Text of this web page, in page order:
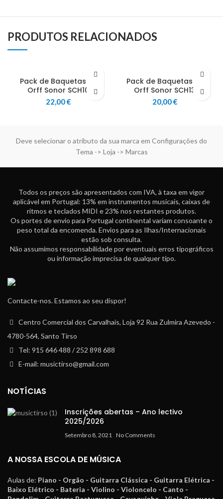
PRODUTOS RELACIONADOS
Pack de Baquetas p/
Orff Sonor SCH10
22,00€
Pack de Baquetas p/
Orff Sonor SCH13
20,00€
Deve selecionar o atributo da sua marca em Configurações do
Tema -> Loja -> Marcas
Todos os preços são apresentados com IVA, à taxa em vigor
aplicável em Portugal: 13% em instrumentos musicais, caixas de
ritmos e teclados MIDI e 23% nos restantes produtos.
Os portes de envio para Portugal continental variam consoante o
peso total da encomenda. Envios para as Ilhas/Internacionais
estão sob consulta.
Não assumimos responsabilidade por eventuais erros tipográficos
ou informação imprecisa de qualquer tipo.
Contacte-nos. Estamos ao seu dispor!
Centro Comercial dos Carvalhais, Loja 92 Rua Zulmira Azevedo -
4780-564, Santo Tirso
Tel: 915 646 488 / 252 898 688
E-mail: musictirso@gmail.com
NOTÍCIAS
Inscrições abertas – Ano lectivo
2025/2026
Setembro 8, 2021 No Comments
A NOSSA ESCOLA DE MÚSICA
Aulas de: Piano - Orgão - Guitarra Clássica - Guitarra Elétrica -
Baixo Elétrico - Bateria - Violino - Violoncelo - Canto -